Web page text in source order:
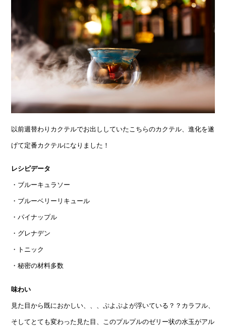
以前週替わりカクテルでお出ししていたこちらのカクテル、進化を遂
げて定番カクテルになりました！
レシピデータ
・ブルーキュラソー
・ブルーベリーリキュール
・パイナップル
・グレナデン
・トニック
・秘密の材料多数
味わい
見た目から既におかしい、、、ぷよぷよが浮いている？？カラフル、
そしてとても変わった見た目、このプルプルのゼリー状の水玉がアル